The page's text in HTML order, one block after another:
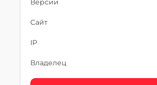
Версии
Сайт
IP
Владелец